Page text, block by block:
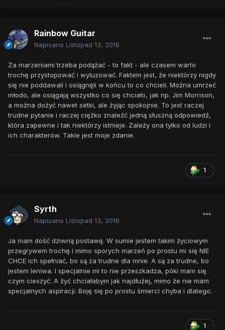
Rainbow Guitar
Napisano Listopad 13, 2016
Za marzeniami trzeba podążać - to fakt - ale czasem warto
trochę przystopować i wyluzować. Faktem jest, że niektórzy nigdy
się nie poddawali i osiągnęli w końcu to co chcieli. Można umrzeć
młodo, ale osiągają wszystko co się chciało, jak np. Jim Morrison,
a można dożyć nawet setki, ale żyjąc spokojnie. To jest raczej
trudne pytanie i raczej ciężko znaleźć jedną słuszną odpowiedź,
która zapewne i tak niektórzy istnieje. Zależy ona tylko od ludzi i
ich charakterów. Takie jest moje zdanie.
1
Syrth
Napisano Listopad 13, 2016
Ja mam dość dziwną postawę. W sumie jestem takim życiowym
przegrywem trochę i mimo sporych marzeń po prostu mi się NIE
CHCE ich spełniać, bo są za trudne dla mnie. A są za trudne, bo
jestem leniwa. I specjalnie mi to nie przeszkadza, póki mam się
czym cieszyć. A żyć chciałabym jak najdłużej, mimo że nie mam
specjalnych aspiracji. Boję się po prostu śmierci chyba i dlatego.
1